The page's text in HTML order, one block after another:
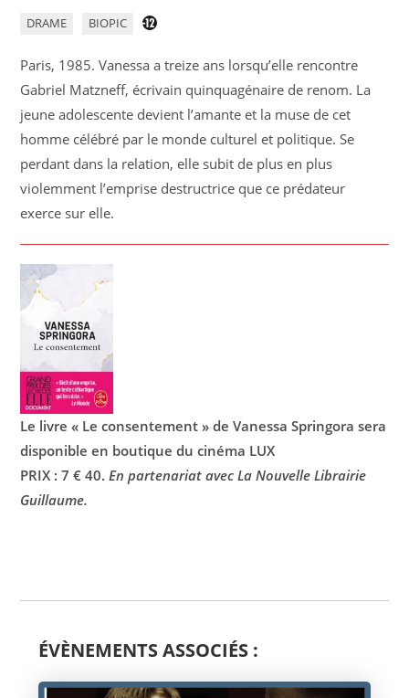
DRAME BIOPIC
Paris, 1985. Vanessa a treize ans lorsqu’elle rencontre
Gabriel Matzneff, écrivain quinquagénaire de renom. La
jeune adolescente devient l’amante et la muse de cet
homme célébré par le monde culturel et politique. Se
perdant dans la relation, elle subit de plus en plus
violemment l’emprise destructrice que ce prédateur
exerce sur elle.
Le livre « Le consentement » de Vanessa Springora sera
disponible en boutique du cinéma LUX
PRIX : 7 € 40. En partenariat avec La Nouvelle Librairie
Guillaume.
ÉVÈNEMENTS ASSOCIÉS :